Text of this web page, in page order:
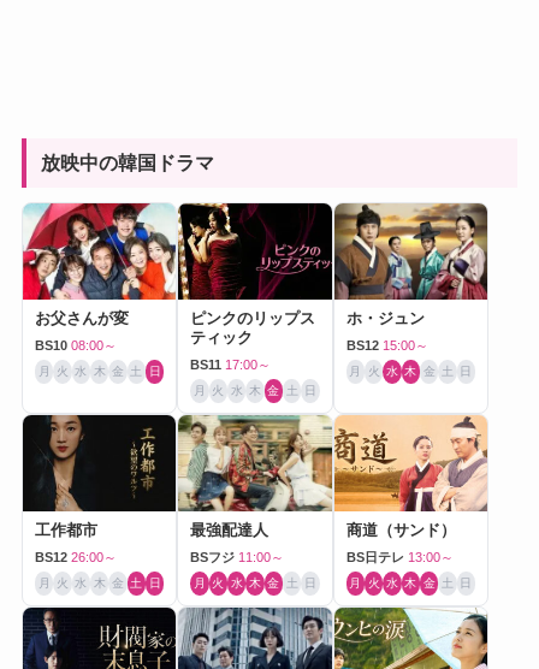
放映中の韓国ドラマ
お父さんが変
BS10 08:00～
月 火 水 木 金 土 日
ピンクのリップス
ティック
BS11 17:00～
月 火 水 木 金 土 日
ホ・ジュン
BS12 15:00～
月 火 水 木 金 土 日
工作都市
BS12 26:00～
月 火 水 木 金 土 日
最強配達人
BSフジ 11:00～
月 火 水 木 金 土 日
商道（サンド）
BS日テレ 13:00～
月 火 水 木 金 土 日